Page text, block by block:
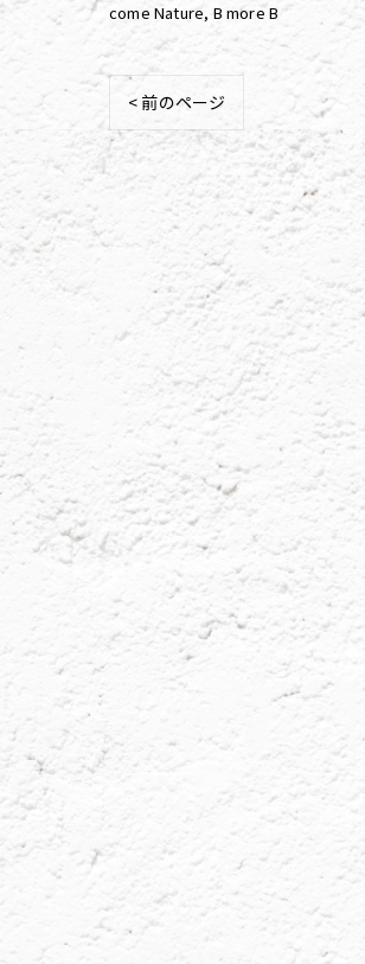
come Nature B more B
< 前のページ